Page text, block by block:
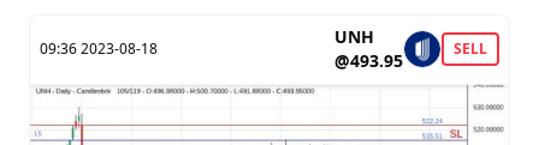
SELL
UNH
@493.95
2023-08-18 09:36